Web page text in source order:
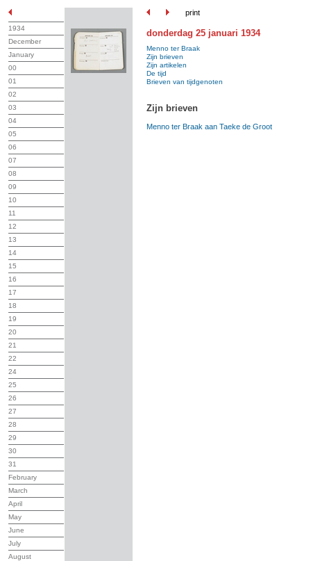
print
1934
December
January
00
01
02
03
04
05
06
07
08
09
10
11
12
13
14
15
16
17
18
19
20
21
22
24
25
26
27
28
29
30
31
February
March
April
May
June
July
August
donderdag 25 januari 1934
Menno ter Braak
Zijn brieven
Zijn artikelen
De tijd
Brieven van tijdgenoten
Zijn brieven
Menno ter Braak aan Taeke de Groot